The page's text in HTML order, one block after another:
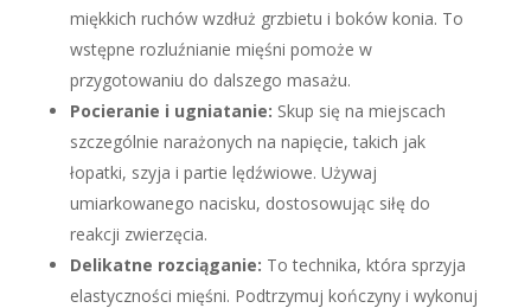
miękkich ruchów wzdłuż grzbietu i boków konia. To
wstępne rozluźnianie mięśni pomoże w
przygotowaniu do dalszego masażu.
Pocieranie i ugniatanie: Skup się na miejscach
szczególnie narażonych na napięcie, takich jak
łopatki, szyja i partie lędźwiowe. Używaj
umiarkowanego nacisku, dostosowując siłę do
reakcji zwierzęcia.
Delikatne rozciąganie: To technika, która sprzyja
elastyczności mięśni. Podtrzymuj kończyny i wykonuj